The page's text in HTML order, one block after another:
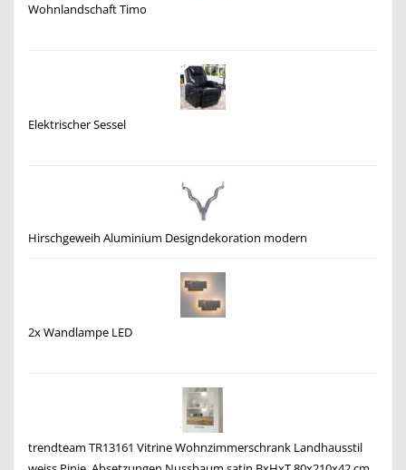
Wohnlandschaft Timo
Elektrischer Sessel
Hirschgeweih Aluminium Designdekoration modern
2x Wandlampe LED
trendteam TR13161 Vitrine Wohnzimmerschrank Landhausstil